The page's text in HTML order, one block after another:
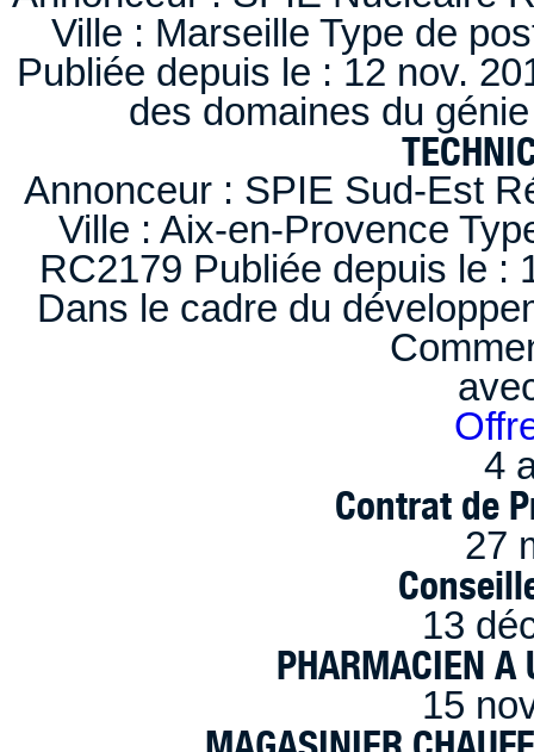
Ville : Marseille Type de
Publiée depuis le : 12 nov.
des domaines du
Annonceur : SPIE Sud-Est
Ville : Aix-en-Provence
RC2179 Publiée depuis le :
Dans le cadre du
4
Contrat de
27
13
PHARMACIEN A
15